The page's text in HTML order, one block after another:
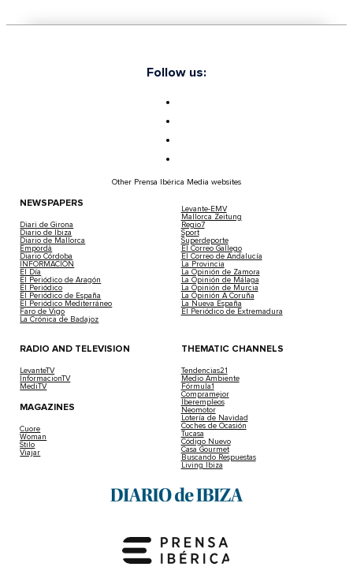
Follow us:
Other Prensa Ibérica Media websites
NEWSPAPERS
Diari de Girona
Diario de Ibiza
Diario de Mallorca
Empordà
Diario Córdoba
INFORMACIÓN
El Día
El Periódico de Aragón
El Periódico
El Periódico de España
El Periódico Mediterráneo
Faro de Vigo
La Crónica de Badajoz
Levante-EMV
Mallorca Zeitung
Regio7
Sport
Superdeporte
El Correo Gallego
El Correo de Andalucía
La Provincia
La Opinión de Zamora
La Opinión de Málaga
La Opinión de Murcia
La Opinión A Coruña
La Nueva España
El Periódico de Extremadura
RADIO AND TELEVISION
LevanteTV
InformacionTV
MediTV
MAGAZINES
Cuore
Woman
Stilo
Viajar
THEMATIC CHANNELS
Tendencias21
Medio Ambiente
Fórmula1
Compramejor
Iberempleos
Neomotor
Lotería de Navidad
Coches de Ocasión
Tucasa
Código Nuevo
Casa Gourmet
Buscando Respuestas
Living Ibiza